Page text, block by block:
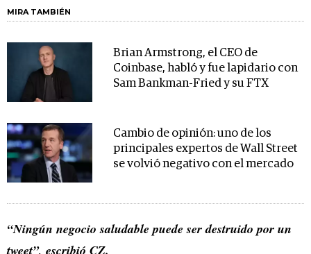
MIRA TAMBIÉN
Brian Armstrong, el CEO de
Coinbase, habló y fue lapidario con
Sam Bankman-Fried y su FTX
Cambio de opinión: uno de los
principales expertos de Wall Street
se volvió negativo con el mercado
“Ningún negocio saludable puede ser destruido por un
tweet”, escribió CZ.